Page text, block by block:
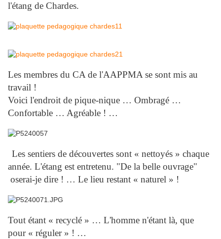
l'étang de Chardes.
Les membres du CA de l'AAPPMA se sont mis au
travail !
Voici l'endroit de pique-nique … Ombragé …
Confortable … Agréable ! …
Les sentiers de découvertes sont « nettoyés » chaque
année. L'étang est entretenu. "De la belle ouvrage"
oserai-je dire ! … Le lieu restant « naturel » !
Tout étant « recyclé » … L'homme n'étant là, que
pour « réguler » ! …